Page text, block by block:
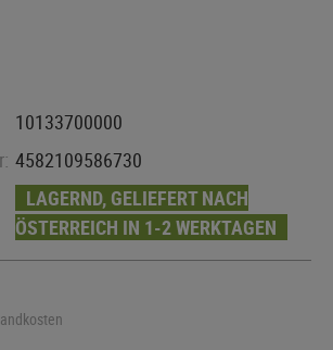
10133700000
4582109586730
LAGERND, GELIEFERT NACH
ÖSTERREICH IN 1-2 WERKTAGEN